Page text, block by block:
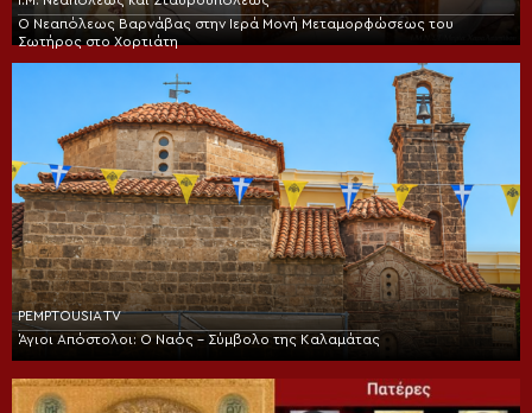
Ο Νεαπόλεως Βαρνάβας στην Ιερά Μονή Μεταμορφώσεως του
Σωτήρος στο Χορτιάτη
PEMPTOUSIA TV
Άγιοι Απόστολοι: Ο Ναός – Σύμβολο της Καλαμάτας